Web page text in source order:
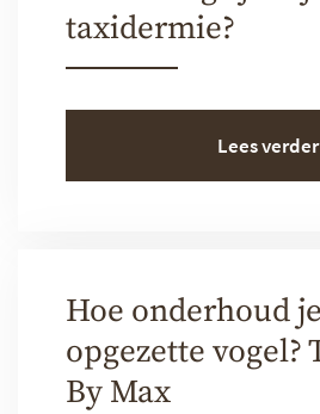
taxidermie?
Lees verder
Hoe onderhoud
opgezette vogel?
By Max